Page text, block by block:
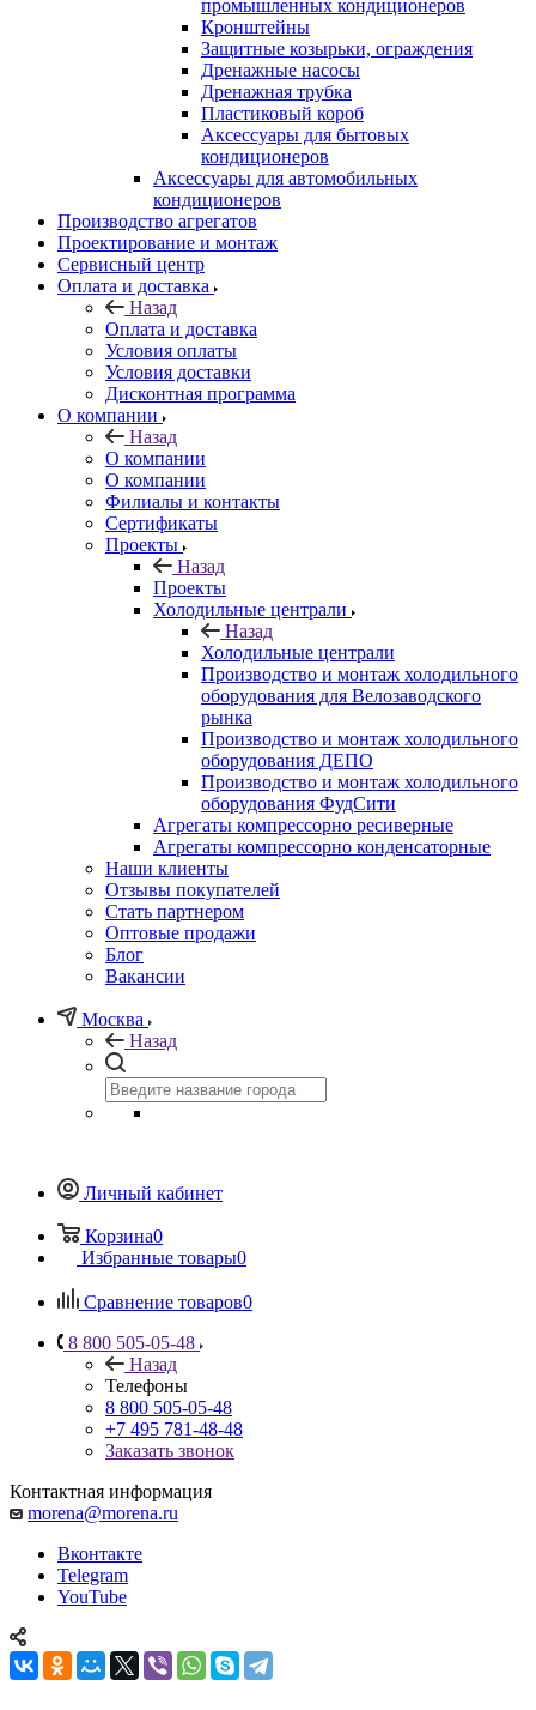
промышленных кондиционеров
Кронштейны
Защитные козырьки, ограждения
Дренажные насосы
Дренажная трубка
Пластиковый короб
Аксессуары для бытовых
кондиционеров
Аксессуары для автомобильных
кондиционеров
Производство агрегатов
Проектирование и монтаж
Сервисный центр
Оплата и доставка
Назад
Оплата и доставка
Условия оплаты
Условия доставки
Дисконтная программа
О компании
Назад
О компании
О компании
Филиалы и контакты
Сертификаты
Проекты
Назад
Проекты
Холодильные централи
Назад
Холодильные централи
Производство и монтаж холодильного
оборудования для Велозаводского
рынка
Производство и монтаж холодильного
оборудования ДЕПО
Производство и монтаж холодильного
оборудования ФудСити
Агрегаты компрессорно ресиверные
Агрегаты компрессорно конденсаторные
Наши клиенты
Отзывы покупателей
Стать партнером
Оптовые продажи
Блог
Вакансии
Москва
Назад
Личный кабинет
Корзина0
Избранные товары0
Сравнение товаров0
8 800 505-05-48
Назад
Телефоны
8 800 505-05-48
+7 495 781-48-48
Заказать звонок
Контактная информация
morena@morena.ru
Вконтакте
Telegram
YouTube